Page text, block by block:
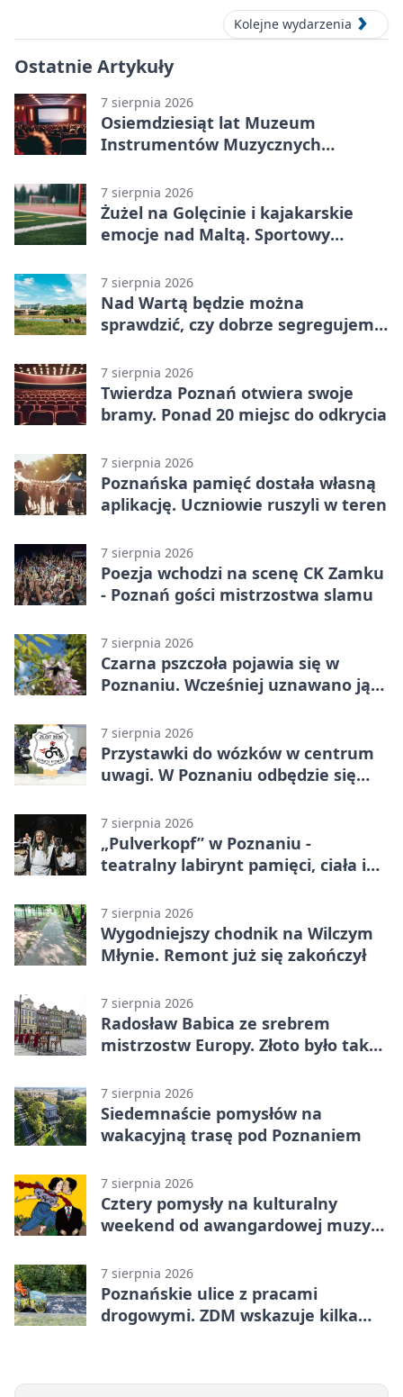
Kolejne wydarzenia
Ostatnie Artykuły
7 sierpnia 2026
Osiemdziesiąt lat Muzeum
Instrumentów Muzycznych
7 sierpnia 2026
Żużel na Golęcinie i kajakarskie
emocje nad Maltą. Sportowy
7 sierpnia 2026
Nad Wartą będzie można
sprawdzić, czy dobrze segregujemy
7 sierpnia 2026
Twierdza Poznań otwiera swoje
bramy. Ponad 20 miejsc do odkrycia
7 sierpnia 2026
Poznańska pamięć dostała własną
aplikację. Uczniowie ruszyli w teren
7 sierpnia 2026
Poezja wchodzi na scenę CK Zamku
- Poznań gości mistrzostwa slamu
7 sierpnia 2026
Czarna pszczoła pojawia się w
Poznaniu. Wcześniej uznawano ją
7 sierpnia 2026
Przystawki do wózków w centrum
uwagi. W Poznaniu odbędzie się
7 sierpnia 2026
„Pulverkopf” w Poznaniu -
teatralny labirynt pamięci, ciała i
7 sierpnia 2026
Wygodniejszy chodnik na Wilczym
Młynie. Remont już się zakończył
7 sierpnia 2026
Radosław Babica ze srebrem
mistrzostw Europy. Złoto było tak
7 sierpnia 2026
Siedemnaście pomysłów na
wakacyjną trasę pod Poznaniem
7 sierpnia 2026
Cztery pomysły na kulturalny
weekend od awangardowej muzyki
7 sierpnia 2026
Poznańskie ulice z pracami
drogowymi. ZDM wskazuje kilka